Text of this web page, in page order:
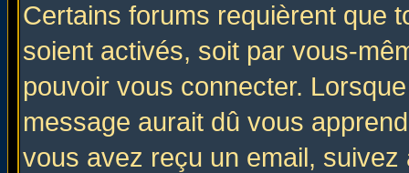
Certains forums requièrent que
soient activés, soit par vous-
pouvoir vous connecter.
message aurait dû vous
vous avez reçu un email,